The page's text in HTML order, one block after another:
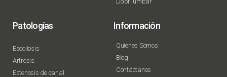
Patologías
Escoliosis
Artrosis
Estenosis de canal
Información
Quienes Somos
Blog
Contáctanos